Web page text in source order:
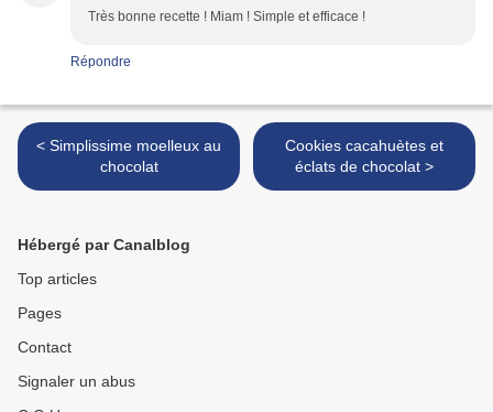
Très bonne recette ! Miam ! Simple et efficace !
Répondre
< Simplissime moelleux au
chocolat
Cookies cacahuètes et
éclats de chocolat >
Hébergé par Canalblog
Top articles
Pages
Contact
Signaler un abus